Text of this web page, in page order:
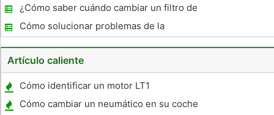
Sistema de combustible Ford
¿Cómo saber cuándo cambiar un filtro de
combustible
Cómo solucionar problemas de la
suspensión neumática en un Ford /Mercury
Grand Marquis
Artículo caliente
Cómo identificar un motor LT1
Cómo cambiar un neumático en su coche